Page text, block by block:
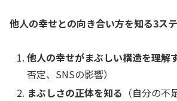
他人の幸せとの向き合い方を知る3ステ
他人の幸せがまぶしい構造を理解
否定、SNSの影響）
まぶしさの正体を知る （自分の